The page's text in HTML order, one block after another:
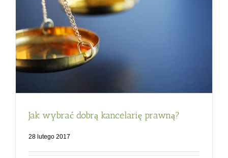
Jak wybrać dobrą kancelarię prawną?
28 lutego 2017